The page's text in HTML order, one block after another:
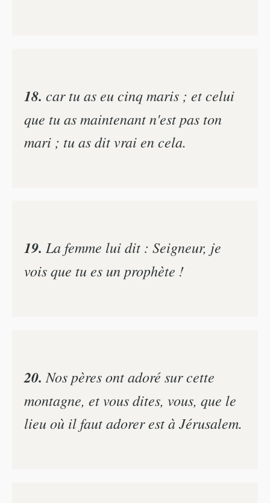
18. car tu as eu cinq maris ; et celui
que tu as maintenant n'est pas ton
mari ; tu as dit vrai en cela.
19. La femme lui dit : Seigneur, je
vois que tu es un prophète !
20. Nos pères ont adoré sur cette
montagne, et vous dites, vous, que le
lieu où il faut adorer est à Jérusalem.